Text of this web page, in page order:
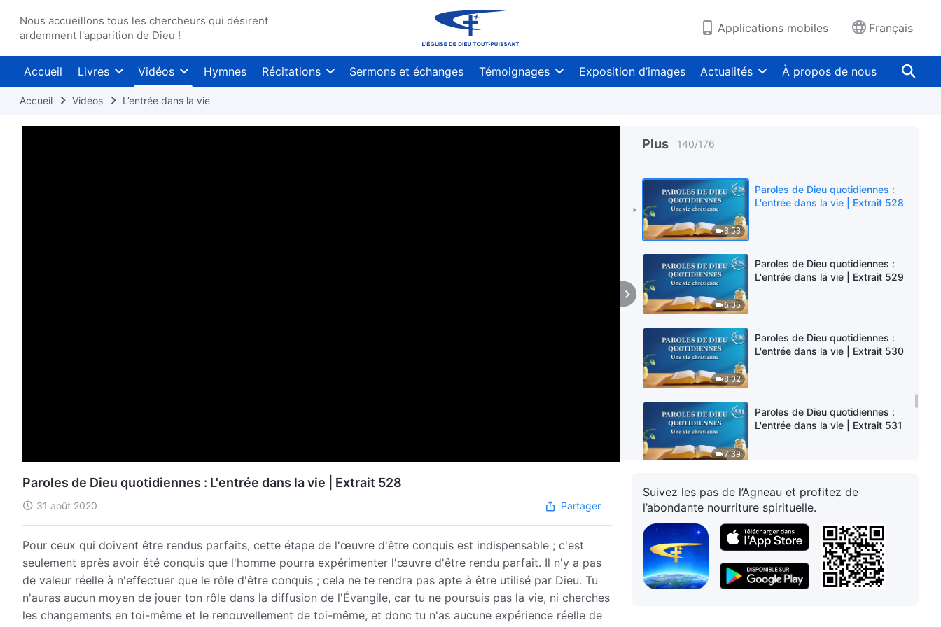
Nous accueillons tous les chercheurs qui désirent
ardemment l'apparition de Dieu !
Applications mobiles Français
Accueil Livres Vidéos Hymnes Récitations Sermons et échanges Témoignages Exposition d’images Actualités À propos de nous
Accueil Vidéos L’entrée dans la vie
Plus 140/176
L'entrée dans la vie | Extrait 526
3:53
Paroles de Dieu quotidiennes :
L'entrée dans la vie | Extrait 528
6:05
Paroles de Dieu quotidiennes :
L'entrée dans la vie | Extrait 529
8:02
Paroles de Dieu quotidiennes :
L'entrée dans la vie | Extrait 530
7:39
Paroles de Dieu quotidiennes :
L'entrée dans la vie | Extrait 531
8:17
Paroles de Dieu quotidiennes :
L'entrée dans la vie | Extrait 532
Paroles de Dieu quotidiennes :
L'entrée dans la vie | Extrait 533
Paroles de Dieu quotidiennes : L'entrée dans la vie | Extrait 528
31 août 2020 Partager
Pour ceux qui doivent être rendus parfaits, cette étape de l'œuvre d'être conquis est indispensable ; c'est
seulement après avoir été conquis que l'homme pourra expérimenter l'œuvre d'être rendu parfait. Il n'y a pas
de valeur réelle à n'effectuer que le rôle d'être conquis ; cela ne te rendra pas apte à être utilisé par Dieu. Tu
n'auras aucun moyen de jouer ton rôle dans la diffusion de l'Évangile, car tu ne poursuis pas la vie, ni cherches
les changements en toi-même et le renouvellement de toi-même, et donc tu n'as aucune expérience réelle de
Suivez les pas de l’Agneau et profitez de
l’abondante nourriture spirituelle.